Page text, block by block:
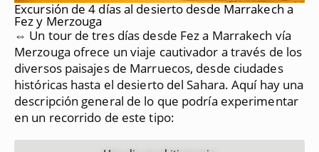
Excursión de 4 días al desierto desde Marrakech a
Fez y Merzouga
⇔ Un tour de tres días desde Fez a Marrakech vía
Merzouga ofrece un viaje cautivador a través de los
diversos paisajes de Marruecos, desde ciudades
históricas hasta el desierto del Sahara. Aquí hay una
descripción general de lo que podría experimentar
en un recorrido de este tipo: